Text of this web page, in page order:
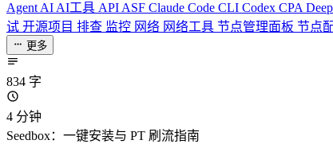
Agent AI AI工具 API ASF Claude Code CLI Codex CPA
试 开源项目 排查 监控 网络 网络工具 节点管理面板 节点
更多
834 字
4 分钟
Seedbox：一键安装与 PT 刷流指南